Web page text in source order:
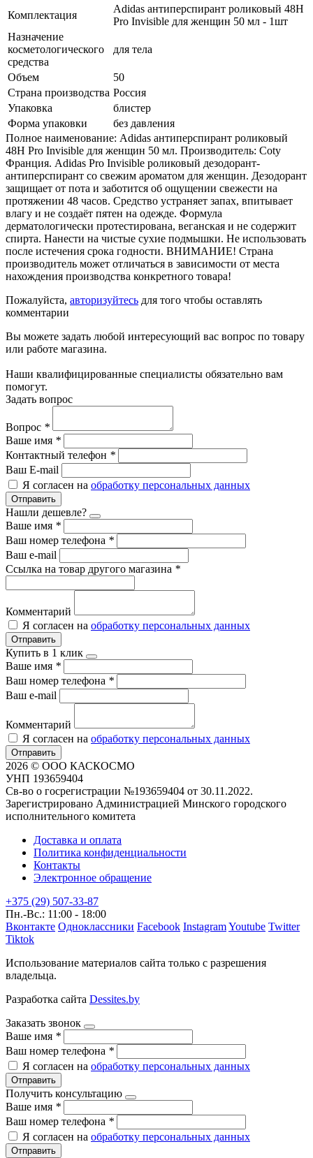
Комплектация
Adidas антиперспирант роликовый 48H
Pro Invisible для женщин 50 мл - 1шт
Назначение
косметологического
средства
для тела
Объем
50
Страна производства Россия
Упаковка
блистер
Форма упаковки
без давления
Полное наименование: Adidas антиперспирант роликовый
48H Pro Invisible для женщин 50 мл. Производитель: Coty
Франция. Adidas Pro Invisible роликовый дезодорант-
антиперспирант со свежим ароматом для женщин. Дезодорант
защищает от пота и заботится об ощущении свежести на
протяжении 48 часов. Средство устраняет запах, впитывает
влагу и не создаёт пятен на одежде. Формула
дерматологически протестирована, веганская и не содержит
спирта. Нанести на чистые сухие подмышки. Не использовать
после истечения срока годности. ВНИМАНИЕ! Страна
производитель может отличаться в зависимости от места
нахождения производства конкретного товара!
Пожалуйста, авторизуйтесь для того чтобы оставлять
комментарии
Вы можете задать любой интересующий вас вопрос по товару
или работе магазина.
Наши квалифицированные специалисты обязательно вам
помогут.
Задать вопрос
Вопрос *
Ваше имя *
Контактный телефон *
Ваш E-mail
Я согласен на обработку персональных данных
Отправить
Нашли дешевле?
Ваше имя *
Ваш номер телефона *
Ваш e-mail
Ссылка на товар другого магазина *
Комментарий
Я согласен на обработку персональных данных
Отправить
Купить в 1 клик
Ваше имя *
Ваш номер телефона *
Ваш e-mail
Комментарий
Я согласен на обработку персональных данных
Отправить
2026 © ООО КАСКОСМО
УНП 193659404
Св-во о госрегистрации №193659404 от 30.11.2022.
Зарегистрировано Администрацией Минского городского
исполнительного комитета
Доставка и оплата
Политика конфиденциальности
Контакты
Электронное обращение
+375 (29) 507-33-87
Пн.-Вс.: 11:00 - 18:00
Вконтакте Одноклассники Facebook InstagramYoutube Twitter
Tiktok
Использование материалов сайта только с разрешения
владельца.
Разработка сайта Dessites.by
Заказать звонок
Ваше имя *
Ваш номер телефона *
Я согласен на обработку персональных данных
Отправить
Получить консультацию
Ваше имя *
Ваш номер телефона *
Я согласен на обработку персональных данных
Отправить